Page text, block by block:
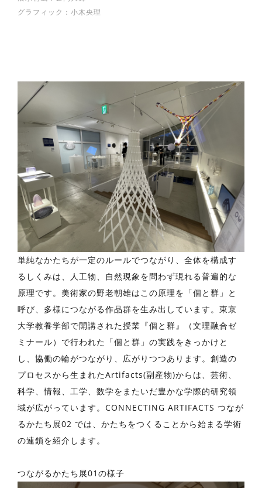
グラフィック：小木央理
単純なかたちが一定のルールでつながり、全体を構成す
るしくみは、人工物、自然現象を問わず現れる普遍的な
原理です。美術家の野老朝雄はこの原理を「個と群」と
呼び、多様につながる作品群を生み出しています。東京
大学教養学部で開講された授業『個と群』（文理融合ゼ
ミナール）で行われた「個と群」の実践をきっかけと
し、協働の輪がつながり、広がりつつあります。創造の
プロセスから生まれたArtifacts(副産物)からは、芸術、
科学、情報、工学、数学をまたいだ豊かな学際的研究領
域が広がっています。CONNECTING ARTIFACTS つなが
るかたち展02 では、かたちをつくることから始まる学術
の連鎖を紹介します。
つながるかたち展01の様子